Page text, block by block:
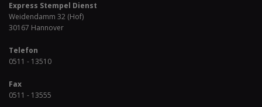
Express Stempel Dienst
Weidendamm 32 (Hof)
30167 Hannover
Telefon
0511 - 13510
Fax
0511 - 13555